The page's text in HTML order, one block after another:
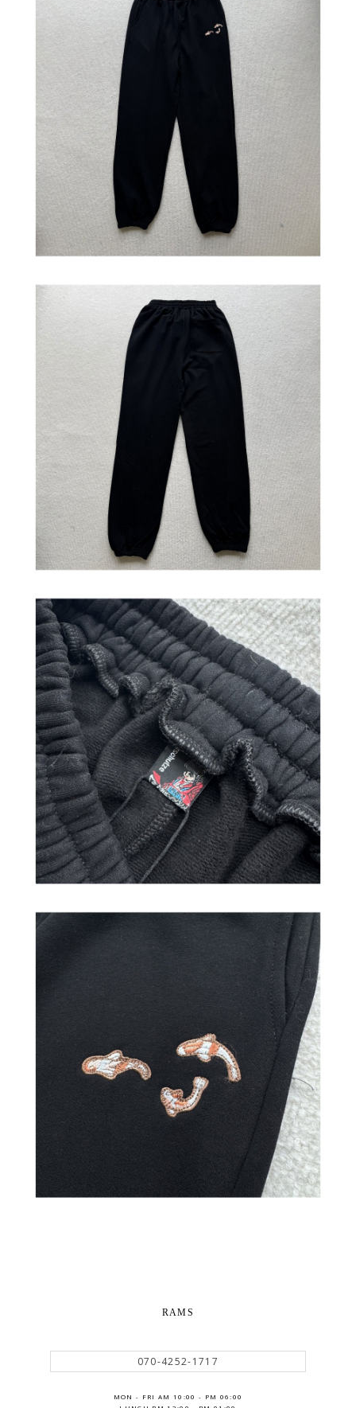
RAMS
070-4252-1717
MON - FRI AM 10:00 - PM 06:00